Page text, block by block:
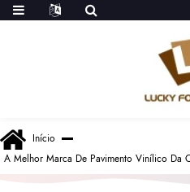
Início
A Melhor Marca De Pavimento Vinílico Da